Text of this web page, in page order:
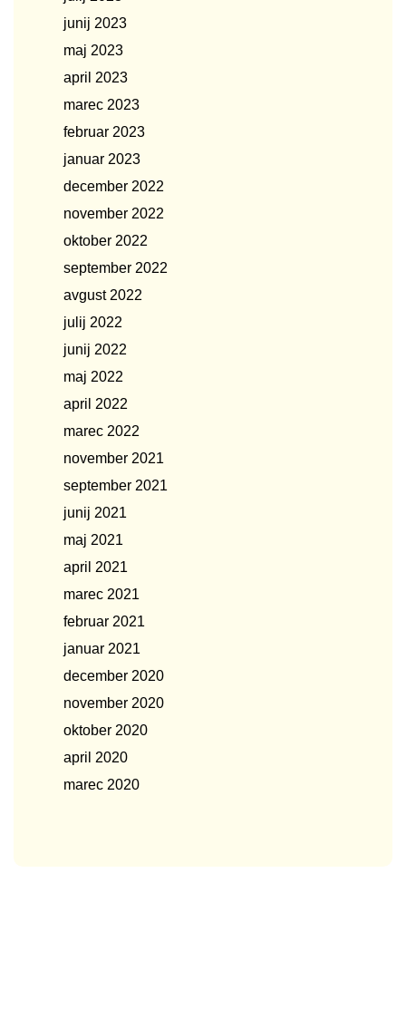
junij 2023
maj 2023
april 2023
marec 2023
februar 2023
januar 2023
december 2022
november 2022
oktober 2022
september 2022
avgust 2022
julij 2022
junij 2022
maj 2022
april 2022
marec 2022
november 2021
september 2021
junij 2021
maj 2021
april 2021
marec 2021
februar 2021
januar 2021
december 2020
november 2020
oktober 2020
april 2020
marec 2020